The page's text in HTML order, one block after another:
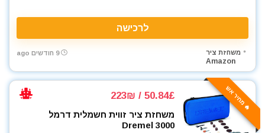
לרכישה
משחזת ציר
Amazon
9 חודשים ago
🔥 מחיר אש 50.84£ / 223₪
משחזת ציר זווית חשמלית דרמל
Dremel 3000